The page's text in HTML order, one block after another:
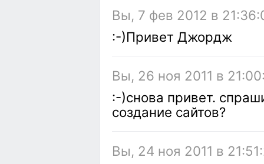
Вы, 7 фев 2012 в
:-)Привет Джордж
Вы, 26 ноя 2011 в
:-)снова привет.
создание сайтов?
Вы, 24 ноя 2011 в